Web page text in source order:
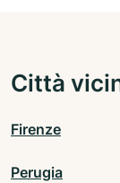
Città
Firenze
Perugia